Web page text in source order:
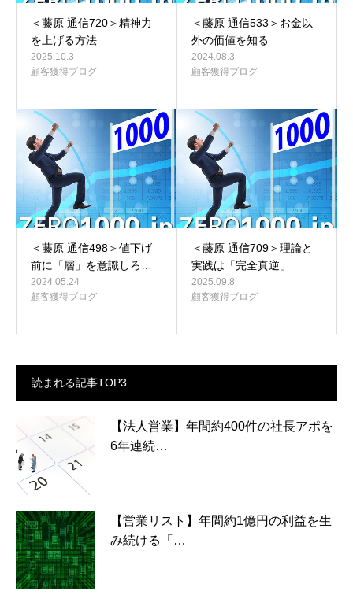
＜藤原 通信720＞精神力
を上げる方法
2025.10.3
顧客獲得ブログ
＜藤原 通信533＞お金以
外の価値を知る
2024.08.3
顧客獲得ブログ
＜藤原 通信498＞値下げ
前に「層」を意識しろ…
2024.05.24
顧客獲得ブログ
＜藤原 通信709＞理論と
実践は「完全真逆」
2025.09.8
顧客獲得ブログ
読まれる記事TOP3
【法人営業】年間約400件の社長アポを
6年連続…
【営業リスト】年間約1億円の利益を生
み続ける「…